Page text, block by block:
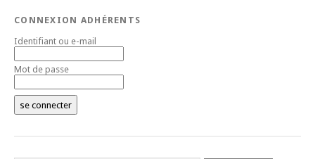
CONNEXION ADHÉRENTS
Identifiant ou e-mail
Mot de passe